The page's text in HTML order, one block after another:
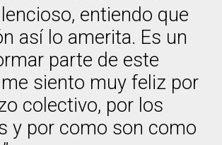
entiendo que
así lo amerita. Es un
parte de este
siento muy feliz por
colectivo, por los
y por como son como